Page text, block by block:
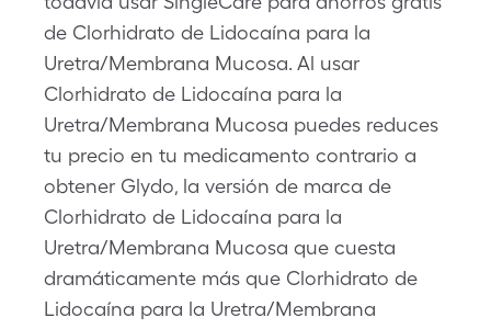
de Clorhidrato de Lidocaína para la
Uretra/Membrana Mucosa. Al usar
Clorhidrato de Lidocaína para la
Uretra/Membrana Mucosa puedes reduces
tu precio en tu medicamento contrario a
obtener Glydo, la versión de marca de
Clorhidrato de Lidocaína para la
Uretra/Membrana Mucosa que cuesta
dramáticamente más que Clorhidrato de
Lidocaína para la Uretra/Membrana